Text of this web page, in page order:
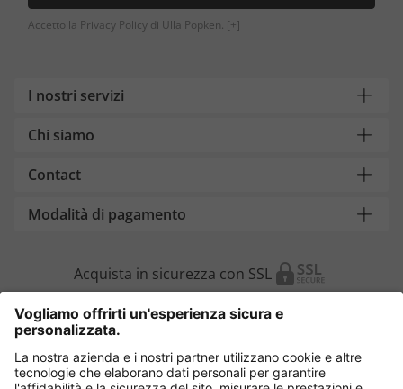
Accetto la Privacy Policy di Ulla Popken. [+]
I nostri servizi
Chi siamo
Contact
Modalità di pagamento
Acquista in sicurezza con SSL
Cambia Paese
Italia